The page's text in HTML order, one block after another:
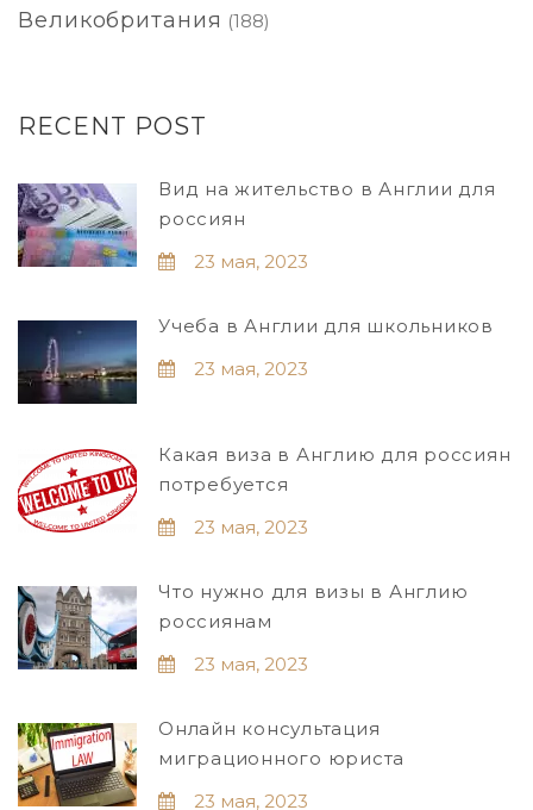
Великобритания (188)
RECENT POST
Вид на жительство в Англии для
россиян
23 мая, 2023
Учеба в Англии для школьников
23 мая, 2023
Какая виза в Англию для россиян
потребуется
23 мая, 2023
Что нужно для визы в Англию
россиянам
23 мая, 2023
Онлайн консультация
миграционного юриста
23 мая, 2023